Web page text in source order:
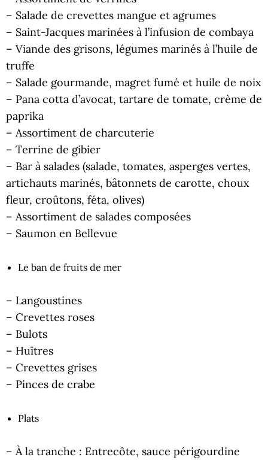
– Salade de crevettes mangue et agrumes
– Saint-Jacques marinées à l’infusion de combaya
– Viande des grisons, légumes marinés à l’huile de
truffe
– Salade gourmande, magret fumé et huile de noix
– Pana cotta d’avocat, tartare de tomate, crème de
paprika
– Assortiment de charcuterie
– Terrine de gibier
– Bar à salades (salade, tomates, asperges vertes,
artichauts marinés, bâtonnets de carotte, choux
fleur, croûtons, féta, olives)
– Assortiment de salades composées
– Saumon en Bellevue
Le ban de fruits de mer
– Langoustines
– Crevettes roses
– Bulots
– Huîtres
– Crevettes grises
– Pinces de crabe
Plats
– À la tranche : Entrecôte, sauce périgourdine